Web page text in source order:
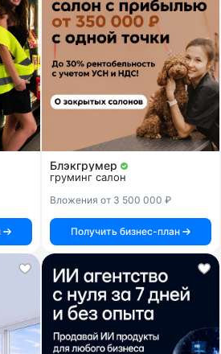
Блэкгрумер
груминг салон
Вложения от 3 500 000 ₽
Получить бизнес-план